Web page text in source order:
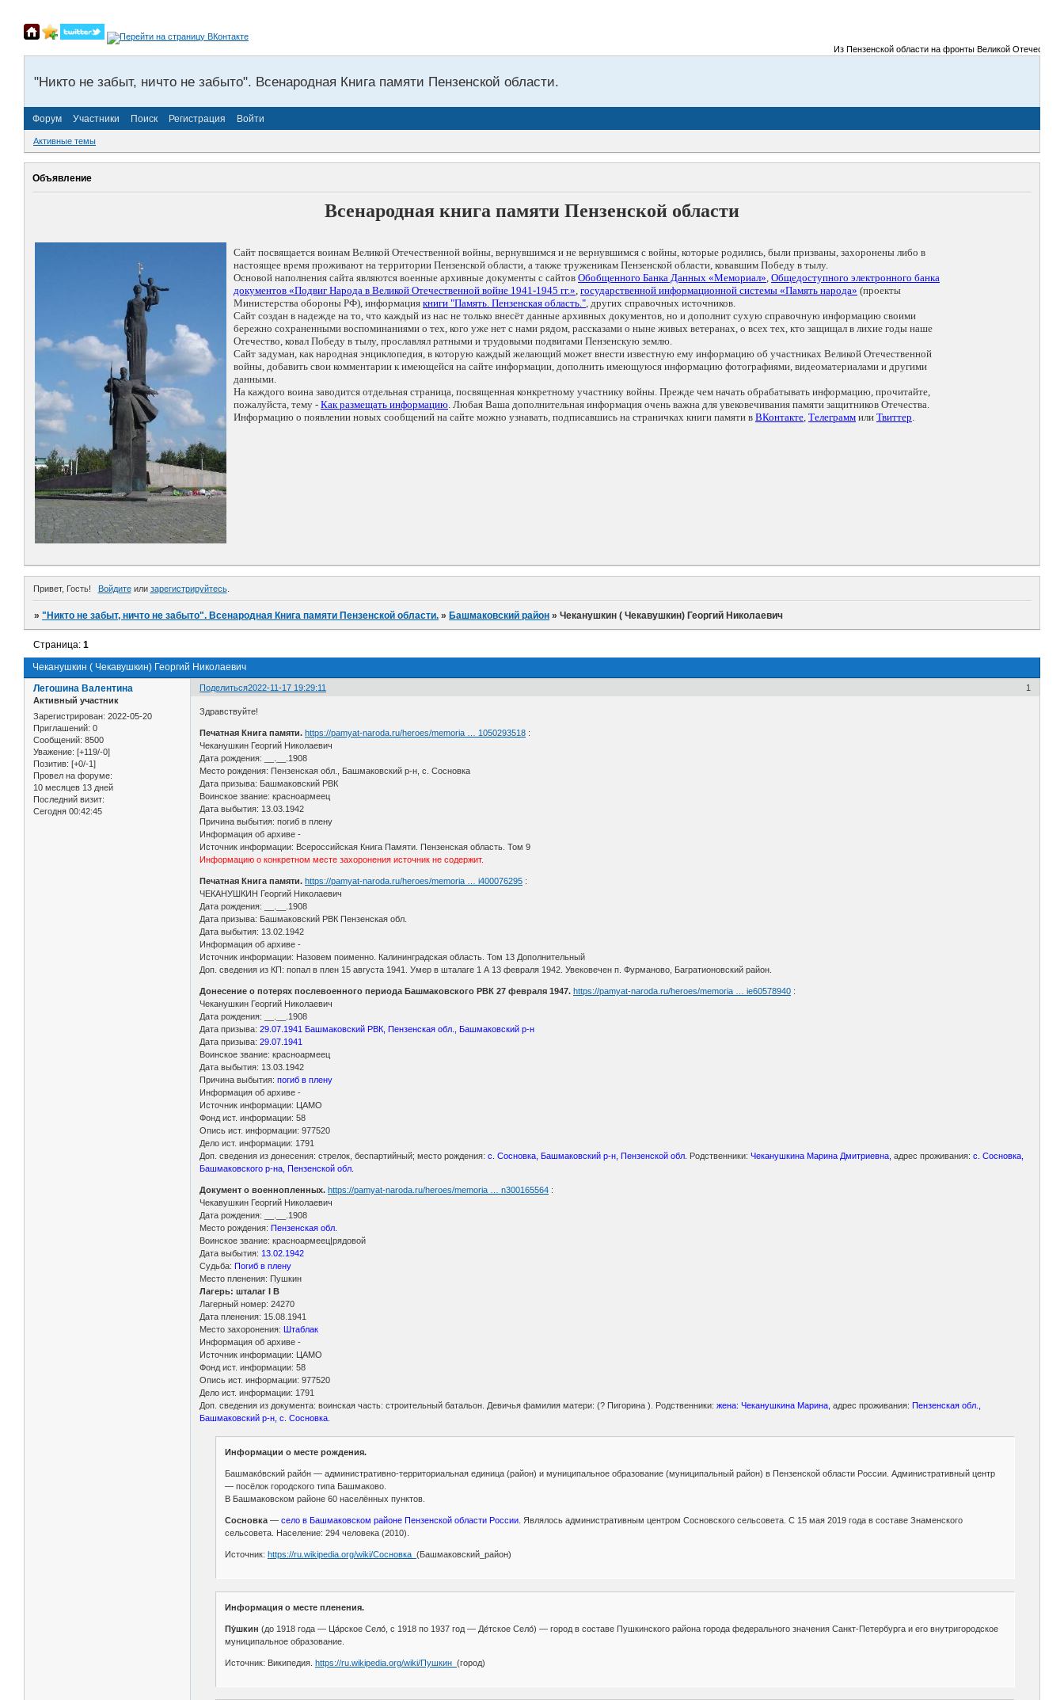
Из Пензенской области на фронты Великой
"Никто не забыт, ничто не забыто". Всенародная Книга памяти Пензенской области.
Форум Участники Поиск Регистрация Войти
Активные темы
Объявление
Всенародная книга памяти Пензенской области
Сайт посвящается воинам Великой Отечественной войны, вернувшимся и не вернувшимся с войны, которые родились, были призваны, захоронены либо в
настоящее время проживают на территории Пензенской области, а также труженикам Пензенской области, ковавшим Победу в тылу.
Основой наполнения сайта являются военные архивные документы с сайтов Обобщенного Банка Данных «Мемориал», Общедоступного электронного банка
документов «Подвиг Народа в Великой Отечественной войне 1941-1945 гг.», государственной информационной системы «Память народа» (проекты
Министерства обороны РФ), информация книги "Память. Пензенская область.", других справочных источников.
Сайт создан в надежде на то, что каждый из нас не только внесёт данные архивных документов, но и дополнит сухую справочную информацию своими
бережно сохраненными воспоминаниями о тех, кого уже нет с нами рядом, рассказами о ныне живых ветеранах, о всех тех, кто защищал в лихие годы наше
Отечество, ковал Победу в тылу, прославлял ратными и трудовыми подвигами Пензенскую землю.
Сайт задуман, как народная энциклопедия, в которую каждый желающий может внести известную ему информацию об участниках Великой Отечественной
войны, добавить свои комментарии к имеющейся на сайте информации, дополнить имеющуюся информацию фотографиями, видеоматериалами и другими
данными.
На каждого воина заводится отдельная страница, посвященная конкретному участнику войны. Прежде чем начать обрабатывать информацию, прочитайте,
пожалуйста, тему - Как размещать информацию. Любая Ваша дополнительная информация очень важна для увековечивания памяти защитников Отечества.
Информацию о появлении новых сообщений на сайте можно узнавать, подписавшись на страничках книги памяти в ВКонтакте, Телеграмм или Твиттер.
Привет, Гость! Войдитеили зарегистрируйтесь.
»"Никто не забыт, ничто не забыто". Всенародная Книга памяти Пензенской области. » Башмаковский район »Чеканушкин ( Чекавушкин) Георгий Николаевич
Чеканушкин ( Чекавушкин) Георгий Николаевич
Страница:1
Поделиться 1
2022-11-17 19:29:11
Легошина Валентина
Активный участник
Зарегистрирован: 2022-05-20
Приглашений: 0
Сообщений: 8500
Уважение: [+119/-0]
Позитив: [+0/-1]
Провел на форуме:
10 месяцев 13 дней
Последний визит:
Сегодня 00:42:45
Здравствуйте!
Печатная Книга памяти. https://pamyat-naroda.ru/heroes/memoria … 1050293518 :
Чеканушкин Георгий Николаевич
Дата рождения: __.__.1908
Место рождения: Пензенская обл., Башмаковский р-н, с. Сосновка
Дата призыва: Башмаковский РВК
Воинское звание: красноармеец
Дата выбытия: 13.03.1942
Причина выбытия: погиб в плену
Информация об архиве -
Источник информации: Всероссийская Книга Памяти. Пензенская область. Том 9
Информацию о конкретном месте захоронения источник не содержит.
Печатная Книга памяти. https://pamyat-naroda.ru/heroes/memoria … i400076295 :
ЧЕКАНУШКИН Георгий Николаевич
Дата рождения: __.__.1908
Дата призыва: Башмаковский РВК Пензенская обл.
Дата выбытия: 13.02.1942
Информация об архиве -
Источник информации: Назовем поименно. Калининградская область. Том 13 Дополнительный
Доп. сведения из КП: попал в плен 15 августа 1941. Умер в шталаге 1 А 13 февраля 1942. Увековечен п. Фурманово, Багратионовский район.
Донесение о потерях послевоенного периода Башмаковского РВК 27 февраля 1947.https://pamyat-naroda.ru/heroes/memoria … ie60578940 :
Чеканушкин Георгий Николаевич
Дата рождения: __.__.1908
Дата призыва:29.07.1941 Башмаковский РВК, Пензенская обл., Башмаковский р-н
Дата призыва:29.07.1941
Воинское звание: красноармеец
Дата выбытия: 13.03.1942
Причина выбытия:погиб в плену
Информация об архиве -
Источник информации: ЦАМО
Фонд ист. информации: 58
Опись ист. информации: 977520
Дело ист. информации: 1791
Доп. сведения из донесения: стрелок, беспартийный; место рождения:с. Сосновка, Башмаковский р-н, Пензенской обл. Родственники:Чеканушкина Марина Дмитриевна, адрес проживания: с. Сосновка,
Башмаковского р-на, Пензенской обл.
Документ о военнопленных. https://pamyat-naroda.ru/heroes/memoria … n300165564 :
Чекавушкин Георгий Николаевич
Дата рождения: __.__.1908
Место рождения:Пензенская обл.
Воинское звание: красноармеец|рядовой
Дата выбытия: 13.02.1942
Судьба:Погиб в плену
Место пленения: Пушкин
Лагерь: шталаг I B
Лагерный номер: 24270
Дата пленения: 15.08.1941
Место захоронения: Штаблак
Информация об архиве -
Источник информации: ЦАМО
Фонд ист. информации: 58
Опись ист. информации: 977520
Дело ист. информации: 1791
Доп. сведения из документа: воинская часть: строительный батальон. Девичья фамилия матери: (? Пигорина ). Родственники:жена: Чеканушкина Марина, адрес проживания: Пензенская обл.,
Башмаковский р-н, с. Сосновка.
Информации о месте рождения.
Башмако́вский райо́н — административно-территориальная единица (район) и муниципальное образование (муниципальный район) в Пензенской области России. Административный центр
— посёлок городского типа Башмаково.
В Башмаковском районе 60 населённых пунктов.
Сосновка—село в Башмаковском районе Пензенской области России. Являлось административным центром Сосновского сельсовета. С 15 мая 2019 года в составе Знаменского
сельсовета. Население: 294 человека (2010).
Источник: https://ru.wikipedia.org/wiki/Сосновка_ (Башмаковский_район)
Информация о месте пленения.
Пу́шкин (до 1918 года — Ца́рское Село́, с 1918 по 1937 год — Де́тское Село́) — город в составе Пушкинского района города федерального значения Санкт-Петербурга и его внутригородское
муниципальное образование.
Источник: Википедия. https://ru.wikipedia.org/wiki/Пушкин_ (город)